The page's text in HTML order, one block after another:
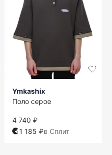
Ymkashix
Поло серое
4 740 ₽
1 185 ₽в Сплит